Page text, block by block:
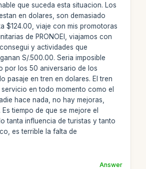
que suceda esta situacion. Los
en dolares, son demasiado
$124.00, viaje con mis promotoras
de PRONOEI, viajamos con
y actividades que
S/.500.00. Seria imposible
por los 50 aniversario de los
pasaje en tren en dolares. El tren
en todo momento como el
hace nada, no hay mejoras,
tiempo de que se mejore el
tanta influencia de turistas y tanto
es terrible la falta de
Answer